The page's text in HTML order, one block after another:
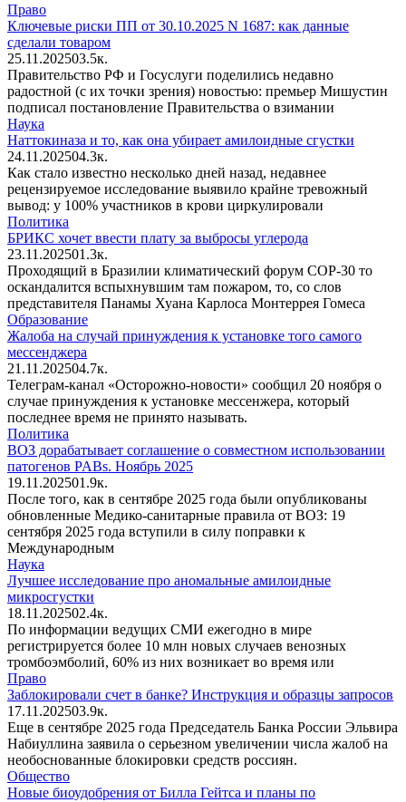
Право
Ключевые риски ПП от 30.10.2025 N 1687: как данные
сделали товаром
25.11.202503.5к.
Правительство РФ и Госуслуги поделились недавно
радостной (с их точки зрения) новостью: премьер Мишустин
подписал постановление Правительства о взимании
Наука
Наттокиназа и то, как она убирает амилоидные сгустки
24.11.202504.3к.
Как стало известно несколько дней назад, недавнее
рецензируемое исследование выявило крайне тревожный
вывод: у 100% участников в крови циркулировали
Политика
БРИКС хочет ввести плату за выбросы углерода
23.11.202501.3к.
Проходящий в Бразилии климатический форум СOP-30 то
оскандалится вспыхнувшим там пожаром, то, со слов
представителя Панамы Хуана Карлоса Монтеррея Гомеса
Образование
Жалоба на случай принуждения к установке того самого
мессенджера
21.11.202504.7к.
Телеграм-канал «Осторожно-новости» сообщил 20 ноября о
случае принуждения к установке мессенжера, который
последнее время не принято называть.
Политика
ВОЗ дорабатывает соглашение о совместном использовании
патогенов PABs. Ноябрь 2025
19.11.202501.9к.
После того, как в сентябре 2025 года были опубликованы
обновленные Медико-санитарные правила от ВОЗ: 19
сентября 2025 года вступили в силу поправки к
Международным
Наука
Лучшее исследование про аномальные амилоидные
микросгустки
18.11.202502.4к.
По информации ведущих СМИ ежегодно в мире
регистрируется более 10 млн новых случаев венозных
тромбоэмболий, 60% из них возникает во время или
Право
Заблокировали счет в банке? Инструкция и образцы запросов
17.11.202503.9к.
Еще в сентябре 2025 года Председатель Банка России Эльвира
Набиуллина заявила о серьезном увеличении числа жалоб на
необоснованные блокировки средств россиян.
Общество
Новые биоудобрения от Билла Гейтса и планы по